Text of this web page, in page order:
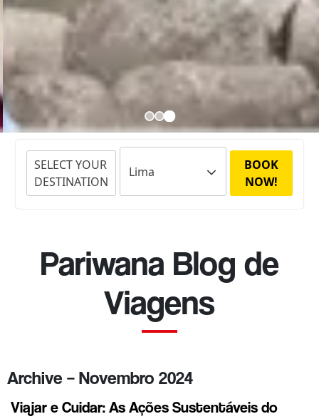
SELECT YOUR
DESTINATION
BOOK
NOW!
Pariwana Blog de
Viagens
Archive – Novembro 2024
Viajar e Cuidar: As Ações Sustentáveis do